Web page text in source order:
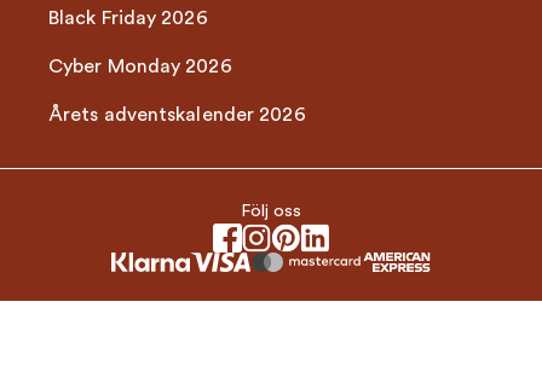
Black Friday 2026
Cyber Monday 2026
Årets adventskalender 2026
Följ oss